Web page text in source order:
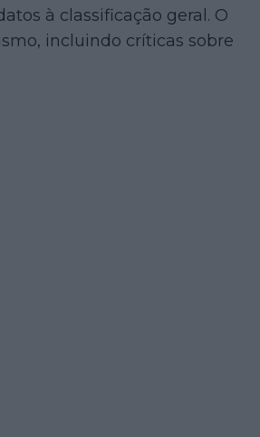
à classificação geral. O
incluindo críticas sobre